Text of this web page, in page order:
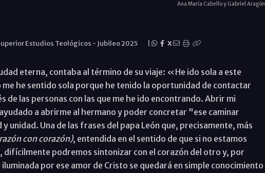
Ana María Cabello y Gabriel Aragón
Estudios Teológicos - Jubileo 2025 X
eterna, contaba al término de su viaje: «He ido sola a este
me he sentido sola porque he tenido la oportunidad de contactar
de las personas con las que me he ido encontrando. Abrir mi
a abrirme al hermano y poder concretar "ese caminar
unidad. Una de las frases del papa León que, precisamente, más
con corazón), entendida en el sentido de que si no estamos
difícilmente podremos sintonizar con el corazón del otro y, por
por ese amor de Cristo se quedará en simple conocimiento